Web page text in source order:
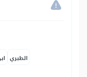
الطبري